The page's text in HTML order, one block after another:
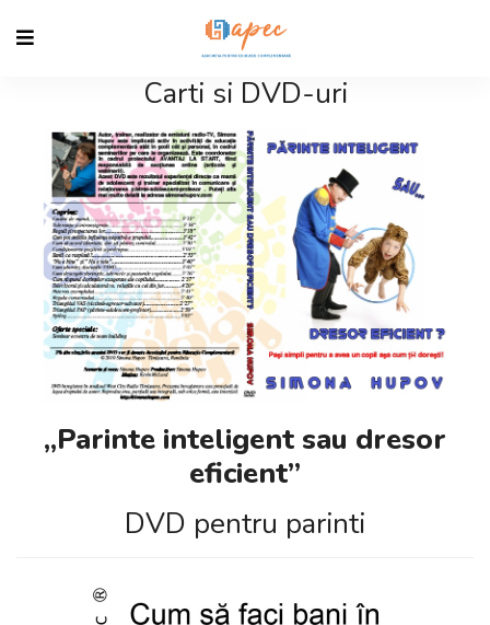
Carti si DVD-uri
„Parinte inteligent sau dresor
eficient”
DVD pentru parinti